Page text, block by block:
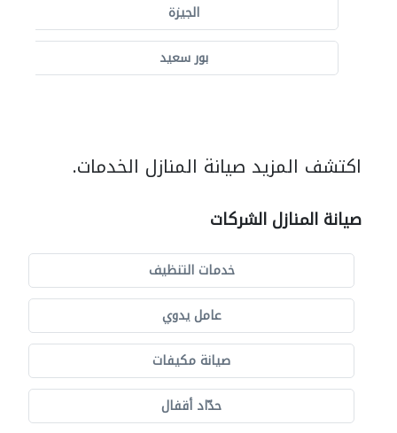
الجيزة
بور سعيد
اكتشف المزيد صيانة المنازل الخدمات.
صيانة المنازل الشركات
خدمات التنظيف
عامل يدوي
صيانة مكيفات
حدّاد أقفال